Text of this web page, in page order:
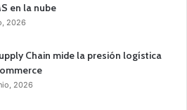
en la nube
2026
Chain mide la presión logística
2026